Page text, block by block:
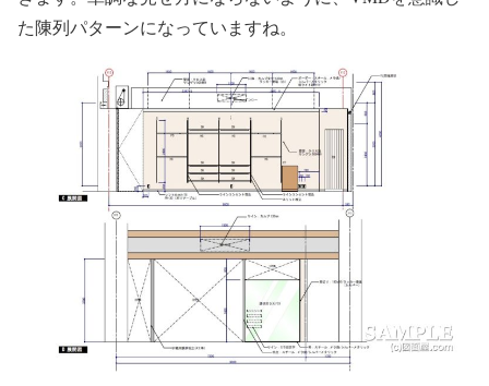
た陳列パターンになっていますね。